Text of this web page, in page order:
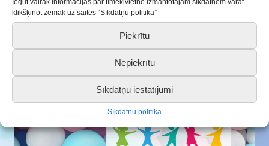
Iegūt vairāk informācijas par tīmekļvietnē izmantotajām sīkdatnēm varat
klikšķinot zemāk uz saites “Sīkdatņu politika”
Piekrītu
Nepiekrītu
Sīkdatņu iestatījumi
Sīkdatņu politika
Paldies par logo Ilzei Tomanovičai-Baronei.